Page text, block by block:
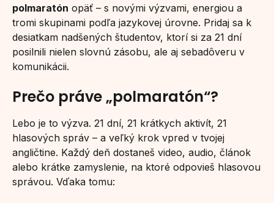
polmaratón opäť – s novými výzvami, energiou a
tromi skupinami podľa jazykovej úrovne. Pridaj sa k
desiatkam nadšených študentov, ktorí si za 21 dní
posilnili nielen slovnú zásobu, ale aj sebadôveru v
komunikácii.
Prečo práve „polmaratón“?
Lebo je to výzva. 21 dní, 21 krátkych aktivít, 21
hlasových správ – a veľký krok vpred v tvojej
angličtine. Každý deň dostaneš video, audio, článok
alebo krátke zamyslenie, na ktoré odpovieš hlasovou
správou. Vďaka tomu: